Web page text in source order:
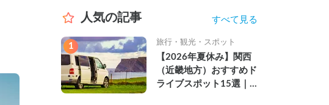
人気の記事 すべて見る
1 旅行・観光・スポット
【2026年夏休み】関西
（近畿地方）おすすめド
ライブスポット15選｜